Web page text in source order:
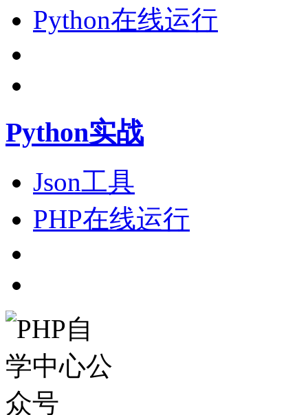
Python在线运行
Python实战
Json工具
PHP在线运行